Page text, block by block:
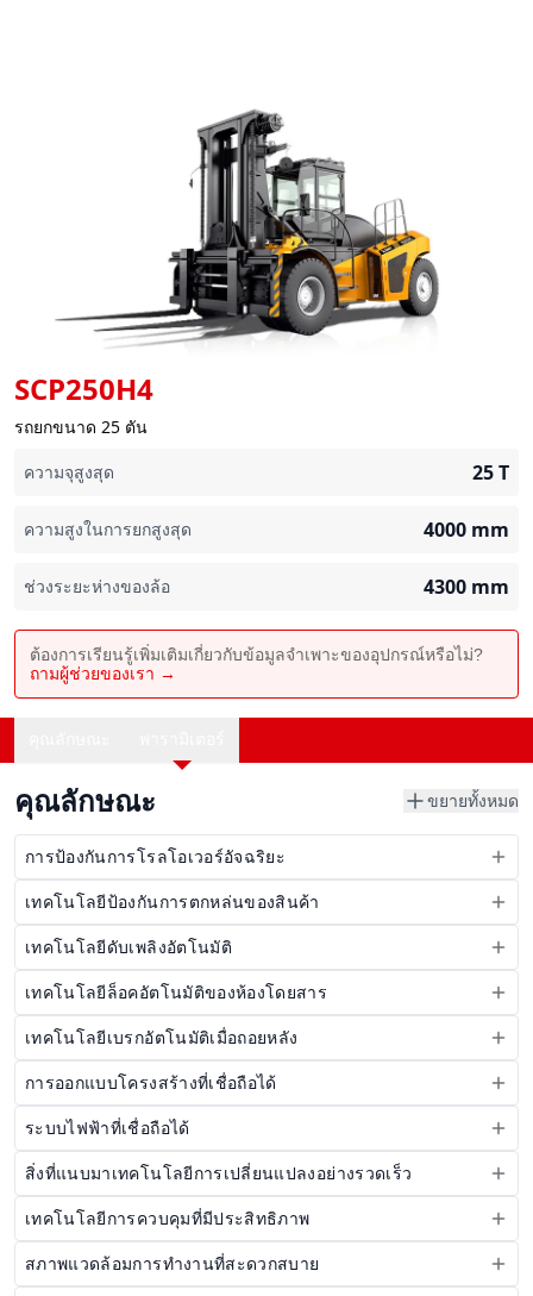
SCP250H4
รถยกขนาด 25 ตัน
ความจุสูงสุด
25T
ความสูงในการยกสูงสุด 4000 mm
ช่วงระยะห่างของล้อ 4300 mm
ต้องการเรียนรู้เพิ่มเติมเกี่ยวกับข้อมูลจำเพาะของอุปกรณ์หรือไม่?
ถามผู้ช่วยของเรา →
คุณลักษณะ ขยายทั้งหมด
การป้องกันการโรลโอเวอร์อัจฉริยะ
เทคโนโลยีป้องกันการตกหล่นของสินค้า
เทคโนโลยีดับเพลิงอัตโนมัติ
เทคโนโลยีล็อคอัตโนมัติของห้องโดยสาร
เทคโนโลยีเบรกอัตโนมัติเมื่อถอยหลัง
การออกแบบโครงสร้างที่เชื่อถือได้
ระบบไฟฟ้าที่เชื่อถือได้
สิ่งที่แนบมาเทคโนโลยีการเปลี่ยนแปลงอย่างรวดเร็ว
เทคโนโลยีการควบคุมที่มีประสิทธิภาพ
สภาพแวดล้อมการทำงานที่สะดวกสบาย